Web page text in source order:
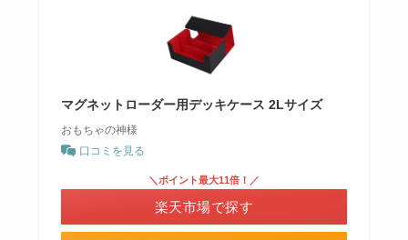
マグネットローダー用デッキケース 2Lサイズ
おもちゃの神様
口コミを見る
＼ポイント最大11倍！／
楽天市場で探す